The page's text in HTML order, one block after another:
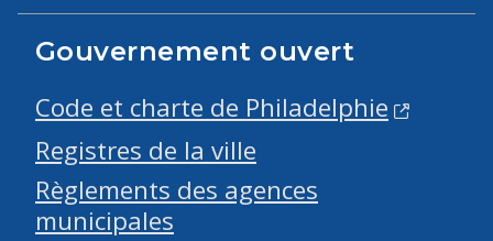
Gouvernement ouvert
Code et charte de Philadelphie
Registres de la ville
Règlements des agences
municipales